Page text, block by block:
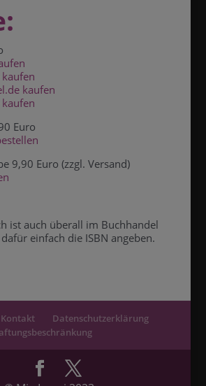
kaufen
Euro
9,90 Euro (zzgl. Versand)
ist auch überall im Buchhandel
einfach die ISBN angeben.
Kontakt
Datenschutzerklärung